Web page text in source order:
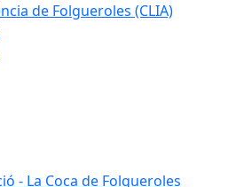
de Folgueroles (CLIA)
- La Coca de Folgueroles